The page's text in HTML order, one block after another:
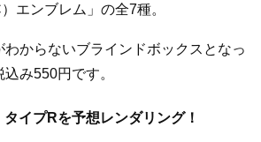
エンブレム」の全7種。
わからないブラインドボックスとなっ
み550円です。
イプRを予想レンダリング！